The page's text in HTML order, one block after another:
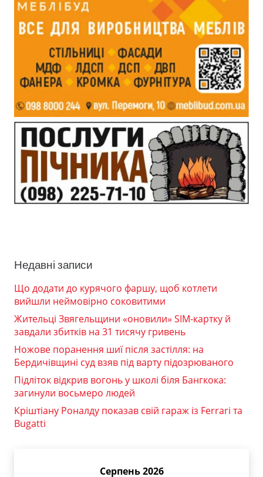
Недавні записи
Що додати до курячого фаршу, щоб котлети
вийшли неймовірно соковитими
Жительці Звягельщини «оновили» SIM-картку й
завдали збитків на 31 тисячу гривень
Ножове поранення шиї після застілля: на
Бердичівщині суд взяв під варту підозрюваного
Підліток відкрив вогонь у школі біля Бангкока:
загинули восьмеро людей
Кріштіану Роналду показав свій гараж із Ferrari та
Bugatti
Серпень 2026